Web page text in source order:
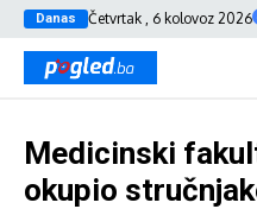
Danas Četvrtak , 6 kolovoz 2026
Medicinski
okupio